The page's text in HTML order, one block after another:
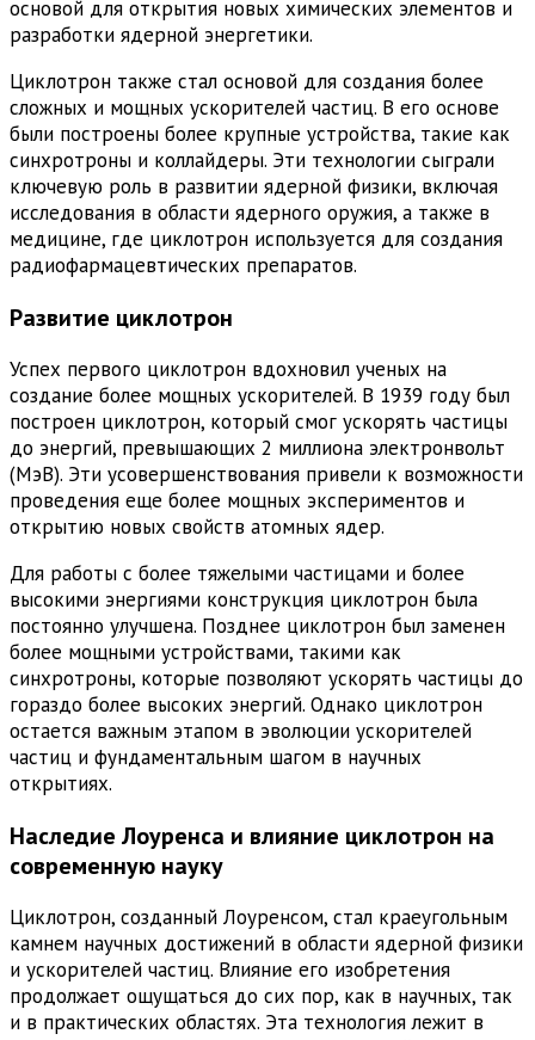
основой для открытия новых химических элементов и
разработки ядерной энергетики.
Циклотрон также стал основой для создания более
сложных и мощных ускорителей частиц. В его основе
были построены более крупные устройства, такие как
синхротроны и коллайдеры. Эти технологии сыграли
ключевую роль в развитии ядерной физики, включая
исследования в области ядерного оружия, а также в
медицине, где циклотрон используется для создания
радиофармацевтических препаратов.
Развитие циклотрон
Успех первого циклотрон вдохновил ученых на
создание более мощных ускорителей. В 1939 году был
построен циклотрон, который смог ускорять частицы
до энергий, превышающих 2 миллиона электронвольт
(МэВ). Эти усовершенствования привели к возможности
проведения еще более мощных экспериментов и
открытию новых свойств атомных ядер.
Для работы с более тяжелыми частицами и более
высокими энергиями конструкция циклотрон была
постоянно улучшена. Позднее циклотрон был заменен
более мощными устройствами, такими как
синхротроны, которые позволяют ускорять частицы до
гораздо более высоких энергий. Однако циклотрон
остается важным этапом в эволюции ускорителей
частиц и фундаментальным шагом в научных
открытиях.
Наследие Лоуренса и влияние циклотрон на
современную науку
Циклотрон, созданный Лоуренсом, стал краеугольным
камнем научных достижений в области ядерной физики
и ускорителей частиц. Влияние его изобретения
продолжает ощущаться до сих пор, как в научных, так
и в практических областях. Эта технология лежит в